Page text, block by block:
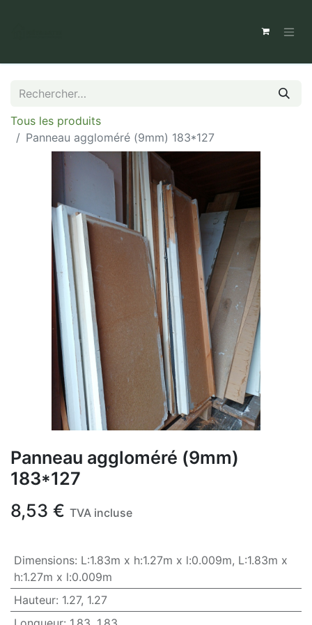
Tous les produits
Panneau aggloméré (9mm) 183*127
Panneau aggloméré (9mm)
183*127
8,53 € TVA incluse
Dimensions: L:1.83m x h:1.27m x l:0.009m, L:1.83m x
h:1.27m x l:0.009m
Hauteur: 1.27, 1.27